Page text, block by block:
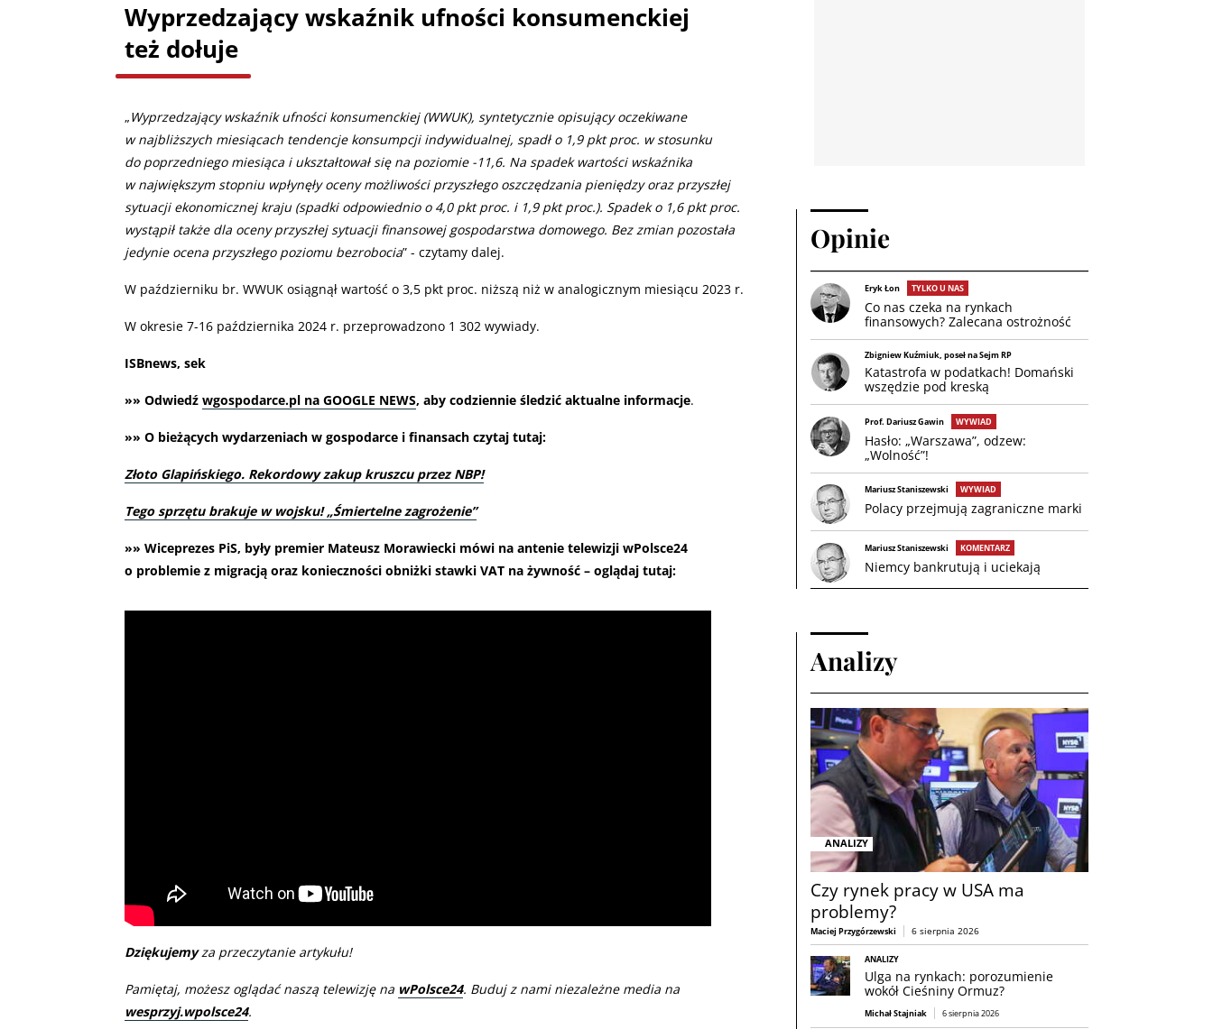
Wyprzedzający wskaźnik ufności konsumenckiej
też dołuje
„Wyprzedzający wskaźnik ufności konsumenckiej (WWUK), syntetycznie opisujący oczekiwane
w najbliższych miesiącach tendencje konsumpcji indywidualnej, spadł o 1,9 pkt proc. w stosunku
do poprzedniego miesiąca i ukształtował się na poziomie -11,6. Na spadek wartości wskaźnika
w największym stopniu wpłynęły oceny możliwości przyszłego oszczędzania pieniędzy oraz przyszłej
sytuacji ekonomicznej kraju (spadki odpowiednio o 4,0 pkt proc. i 1,9 pkt proc.). Spadek o 1,6 pkt proc.
wystąpił także dla oceny przyszłej sytuacji finansowej gospodarstwa domowego. Bez zmian pozostała
jedynie ocena przyszłego poziomu bezrobocia” - czytamy dalej.
W październiku br. WWUK osiągnął wartość o 3,5 pkt proc. niższą niż w analogicznym miesiącu 2023 r.
W okresie 7-16 października 2024 r. przeprowadzono 1 302 wywiady.
ISBnews, sek
»» Odwiedź wgospodarce.pl na GOOGLE NEWS, aby codziennie śledzić aktualne informacje.
»» O bieżących wydarzeniach w gospodarce i finansach czytaj tutaj:
Złoto Glapińskiego. Rekordowy zakup kruszcu przez NBP!
Tego sprzętu brakuje w wojsku! „Śmiertelne zagrożenie”
»» Wiceprezes PiS, były premier Mateusz Morawiecki mówi na antenie telewizji wPolsce24
o problemie z migracją oraz konieczności obniżki stawki VAT na żywność – oglądaj tutaj:
Dziękujemyza przeczytanie artykułu!
Pamiętaj, możesz oglądać naszą telewizję na wPolsce24. Buduj z nami niezależne media na
wesprzyj.wpolsce24.
Opinie
Eryk Łon TYLKO U NAS
Co nas czeka na rynkach
finansowych? Zalecana ostrożność
Zbigniew Kuźmiuk, poseł na Sejm RP
Katastrofa w podatkach! Domański
wszędzie pod kreską
Prof. Dariusz Gawin WYWIAD
Hasło: „Warszawa”, odzew:
„Wolność”!
Mariusz Staniszewski WYWIAD
Polacy przejmują zagraniczne marki
Mariusz Staniszewski KOMENTARZ
Niemcy bankrutują i uciekają
Analizy
ANALIZY
Czy rynek pracy w USA ma
problemy?
Maciej Przygórzewski 6 sierpnia 2026
ANALIZY
Ulga na rynkach: porozumienie
wokół Cieśniny Ormuz?
Michał Stajniak 6 sierpnia 2026